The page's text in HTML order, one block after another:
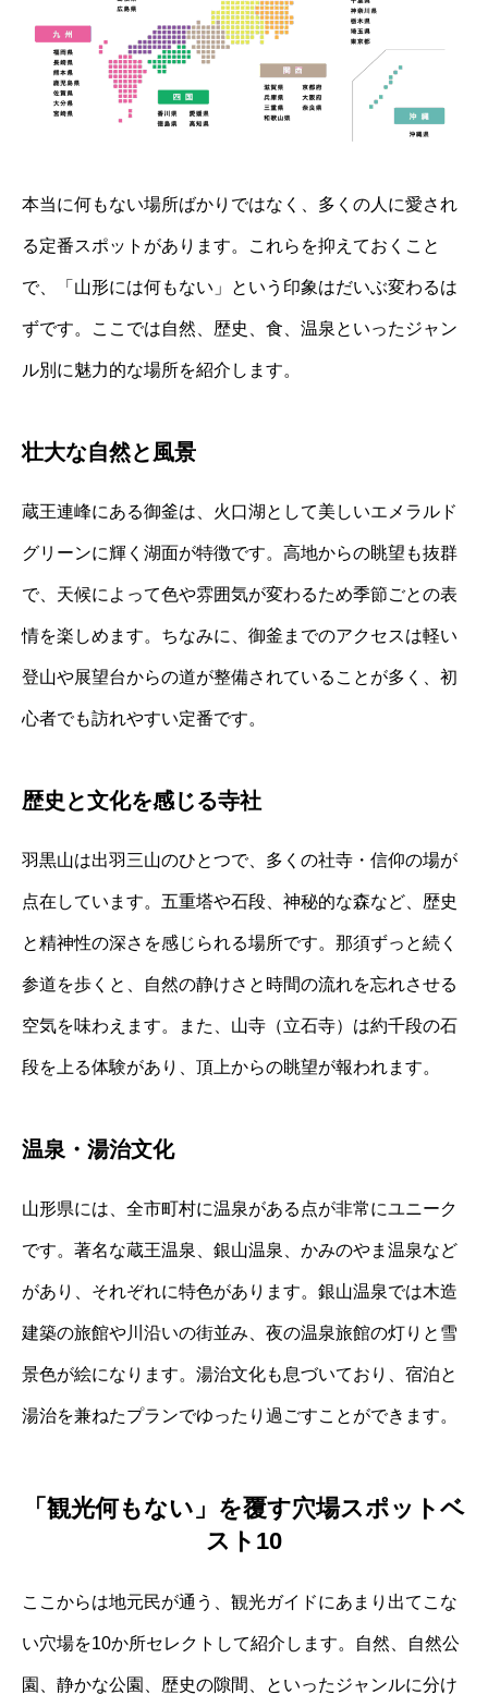
本当に何もない場所ばかりではなく、多くの人に愛され
る定番スポットがあります。これらを抑えておくこと
で、「山形には何もない」という印象はだいぶ変わるは
ずです。ここでは自然、歴史、食、温泉といったジャン
ル別に魅力的な場所を紹介します。
壮大な自然と風景
蔵王連峰にある御釜は、火口湖として美しいエメラルド
グリーンに輝く湖面が特徴です。高地からの眺望も抜群
で、天候によって色や雰囲気が変わるため季節ごとの表
情を楽しめます。ちなみに、御釜までのアクセスは軽い
登山や展望台からの道が整備されていることが多く、初
心者でも訪れやすい定番です。
歴史と文化を感じる寺社
羽黒山は出羽三山のひとつで、多くの社寺・信仰の場が
点在しています。五重塔や石段、神秘的な森など、歴史
と精神性の深さを感じられる場所です。那須ずっと続く
参道を歩くと、自然の静けさと時間の流れを忘れさせる
空気を味わえます。また、山寺（立石寺）は約千段の石
段を上る体験があり、頂上からの眺望が報われます。
温泉・湯治文化
山形県には、全市町村に温泉がある点が非常にユニーク
です。著名な蔵王温泉、銀山温泉、かみのやま温泉など
があり、それぞれに特色があります。銀山温泉では木造
建築の旅館や川沿いの街並み、夜の温泉旅館の灯りと雪
景色が絵になります。湯治文化も息づいており、宿泊と
湯治を兼ねたプランでゆったり過ごすことができます。
「観光何もない」を覆す穴場スポットベ
スト10
ここからは地元民が通う、観光ガイドにあまり出てこな
い穴場を10か所セレクトして紹介します。自然、自然公
園、静かな公園、歴史の隙間、といったジャンルに分け